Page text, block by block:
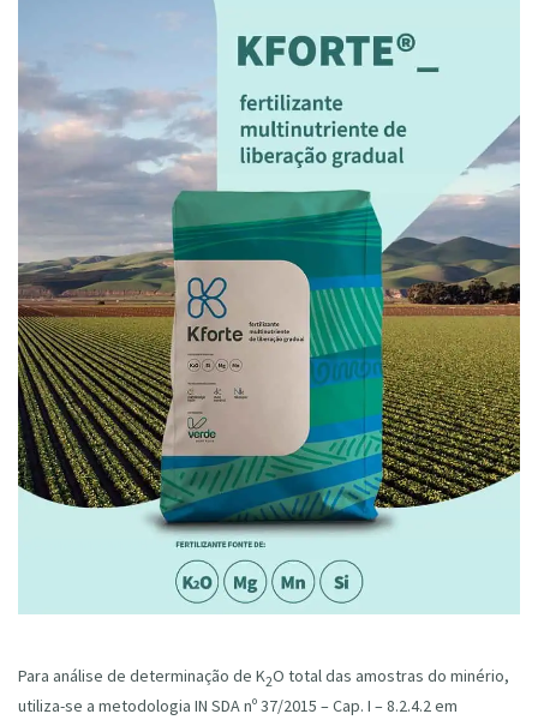
Para análise de determinação de K2O total das amostras do minério,
utiliza-se a metodologia IN SDA nº 37/2015 – Cap. I – 8.2.4.2 em